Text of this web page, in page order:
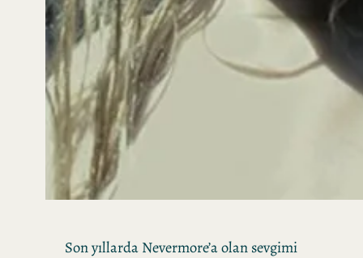
Son yıllarda Nevermore’a olan sevgimi